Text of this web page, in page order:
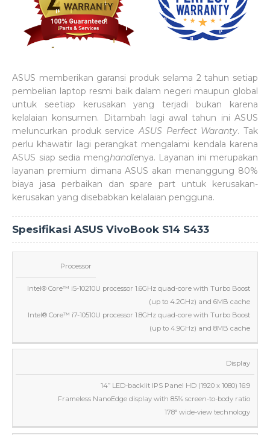
ASUS memberikan garansi produk selama 2 tahun setiap
pembelian laptop resmi baik dalam negeri maupun global
untuk seetiap kerusakan yang terjadi bukan karena
kelalaian konsumen. Ditambah lagi awal tahun ini ASUS
meluncurkan produk serviceASUS Perfect Waranty. Tak
perlu khawatir lagi perangkat mengalami kendala karena
ASUS siap sedia menghandlenya. Layanan ini merupakan
layanan premium dimana ASUS akan menanggung 80%
biaya jasa perbaikan dan spare part untuk kerusakan-
kerusakan yang disebabkan kelalaian pengguna.
Spesifikasi ASUS VivoBook S14 S433
Processor
Intel® Core™ i5-10210U processor 1.6GHz quad-core with Turbo Boost
(up to 4.2GHz) and 6MB cache
Intel® Core™ i7-10510U processor 1.8GHz quad-core with Turbo Boost
(up to 4.9GHz) and 8MB cache
Display
14” LED-backlit IPS Panel HD (1920 x 1080) 16:9
Frameless NanoEdge display with 85% screen-to-body ratio
178° wide-view technology